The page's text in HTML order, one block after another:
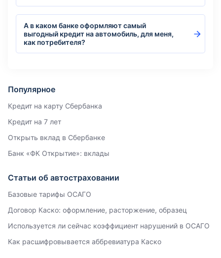
А в каком банке оформляют самый
выгодный кредит на автомобиль, для меня,
как потребителя?
Популярное
Кредит на карту Сбербанка
Кредит на 7 лет
Открыть вклад в Сбербанке
Банк «ФК Открытие»: вклады
Статьи об автостраховании
Базовые тарифы ОСАГО
Договор Каско: оформление, расторжение, образец
Используется ли сейчас коэффициент нарушений в ОСАГО
Как расшифровывается аббревиатура Каско